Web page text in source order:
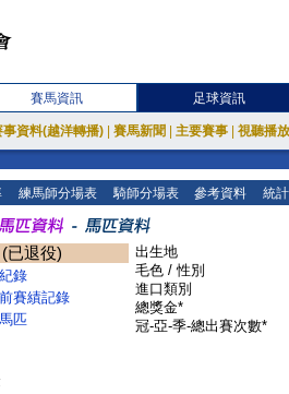
賽馬資訊 足球資訊
事資料(越洋轉播) 賽馬新聞 主要賽事 視聽播
練馬師分場表 騎師分場表 參考資料 統
已退役)
錄
賽績記錄
匹
出生地
毛色 / 性別
進口類別
總獎金*
冠-亞-季-總出賽次數*